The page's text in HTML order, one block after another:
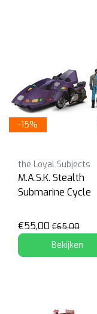
-15%
the Loyal Subjects
M.A.S.K. Stealth
Submarine Cycle
€55,00 €65,00
Bekijken